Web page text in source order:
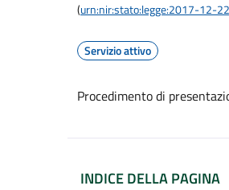
(urn:nir:stato:legge:2017-12-
Servizio attivo
Procedimento di
INDICE DELLA PAGINA